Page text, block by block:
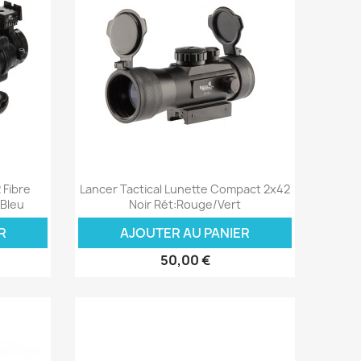
Fibre
Aperçu rapide
Lancer Tactical Lunette Compact 2x42
Noir Rét:Rouge/Vert
AJOUTER AU PANIER
50,00 €